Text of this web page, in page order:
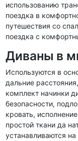
использованию
поездка в
путешествия со
поездка с
Диваны в
Используются в
дальние
комплект начинки
безопасности,
кровать,
простой ткани да
устанавливаются